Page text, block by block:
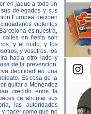
en jaque a todo un
delegados y sus
Europea deciden
violentos
es nuestra,
calles en fiesta son
y el ruido, y los
y vosotros, los
hacia otro lado y
de la prevención,
debilidad en una
Es cosa de la
quitar a Menéndez
crecido entre la
de afrontar sus
las autoridades
hacer como que no